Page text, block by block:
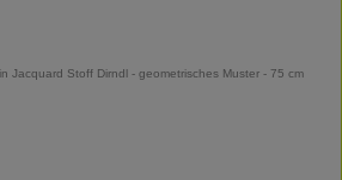
Jacquard Stoff Dirndl - geometrisches Muster - 75 cm